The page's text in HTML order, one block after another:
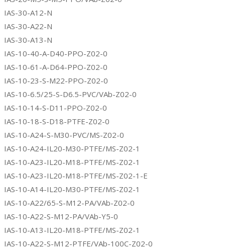
IAS-30-A12-N
IAS-30-A22-N
IAS-30-A13-N
IAS-10-40-A-D40-PPO-Z02-0
IAS-10-61-A-D64-PPO-Z02-0
IAS-10-23-S-M22-PPO-Z02-0
IAS-10-6.5/25-S-D6.5-PVC/VAb-Z02-0
IAS-10-14-S-D11-PPO-Z02-0
IAS-10-18-S-D18-PTFE-Z02-0
IAS-10-A24-S-M30-PVC/MS-Z02-0
IAS-10-A24-IL20-M30-PTFE/MS-Z02-1
IAS-10-A23-IL20-M18-PTFE/MS-Z02-1
IAS-10-A23-IL20-M18-PTFE/MS-Z02-1-E
IAS-10-A14-IL20-M30-PTFE/MS-Z02-1
IAS-10-A22/65-S-M12-PA/VAb-Z02-0
IAS-10-A22-S-M12-PA/VAb-Y5-0
IAS-10-A13-IL20-M18-PTFE/MS-Z02-1
IAS-10-A22-S-M12-PTFE/VAb-100C-Z02-0